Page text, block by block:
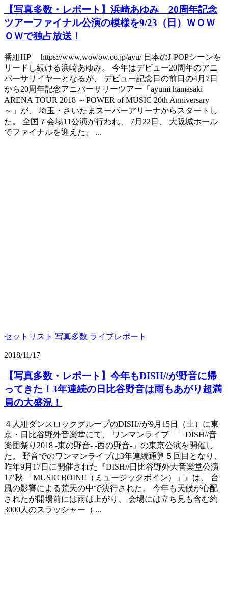
【写真多数・レポート】浜崎あゆみ 20周年記念
ツアーファイナル公演の模様を9/23（日）ＷＯＷ
ＯＷで独占放送！
番組HP https://www.wowow.co.jp/ayu/ 日本のJ-POPシーンを
リードし続ける浜崎あゆみ。 今年はデビュー20周年のアニ
バーサリイヤーとなるが、 デビュー記念日の前日の4月7日
から20周年記念アニバーサリーツアー「ayumi hamasaki
ARENA TOUR 2018 ～POWER of MUSIC 20th Anniversary
～」が、 埼玉・さいたまスーパーアリーナからスタートし
た。 全国７会場11公演が行われ、 7月22日、 大阪城ホール
でファイナルを迎えた。 ...
セットリスト 写真多数 ライブレポート
2018/11/17
【写真多数・レポート】今年もDISH//が野音に帰
ってきた！3年連続の日比谷野音は雨もあがり超満
員の大盛況！
４人組ダンスロックグループのDISH//が9月15日（土）に東
京・日比谷野外音楽堂にて、 ワンマンライブ「「DISH//音
楽団祭り2018 -東の野音- -西の野音-」の東京公演を開催し
た。 野音でのワンマンライブは3年連続通算５回目となり、
昨年9月17日に開催された『DISH//日比谷野外大音楽堂公演
17’秋 「MUSIC BOIN!!（ミュージックボイン）」』は、 台
風の影響による荒天の中で決行された。 今年も天候が心配
されたが開場前には雨は上がり、 会場には立ち見も含む約
3000人のスラッシャー（ ...